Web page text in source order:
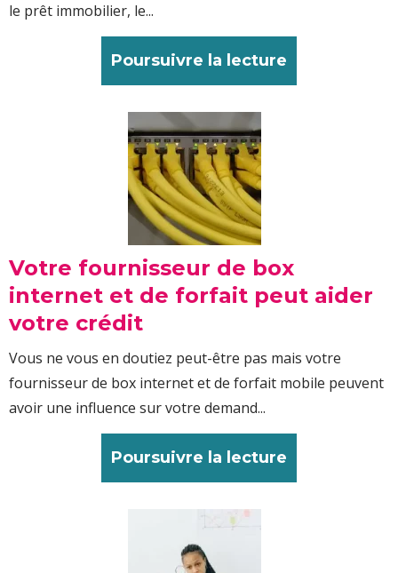
le prêt immobilier, le...
Poursuivre la lecture
Votre fournisseur de box
internet et de forfait peut aider
votre crédit
Vous ne vous en doutiez peut-être pas mais votre
fournisseur de box internet et de forfait mobile peuvent
avoir une influence sur votre demand...
Poursuivre la lecture